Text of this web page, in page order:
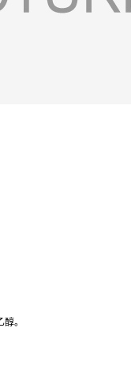
。